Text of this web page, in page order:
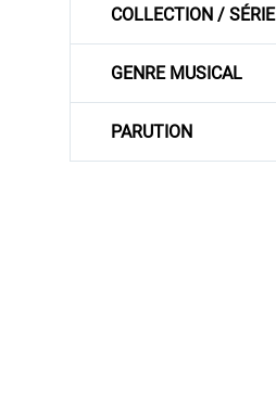
COLLECTION / SÉRIE
GENRE MUSICAL
PARUTION